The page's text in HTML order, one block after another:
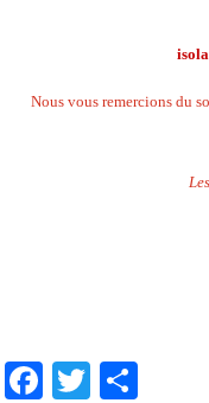
Nous vous remercions du
Facebook
Twitter